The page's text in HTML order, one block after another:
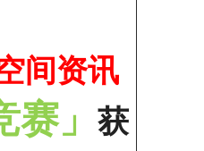
间资讯
」
获